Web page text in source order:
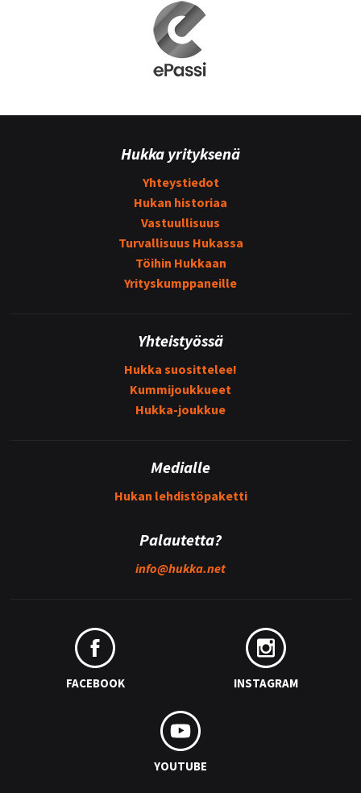
Hukka yrityksenä
Yhteystiedot
Hukan historiaa
Vastuullisuus
Turvallisuus Hukassa
Töihin Hukkaan
Yrityskumppaneille
Yhteistyössä
Hukka suosittelee!
Kummijoukkueet
Hukka-joukkue
Medialle
Hukan lehdistöpaketti
Palautetta?
info@hukka.net
FACEBOOK INSTAGRAM
YOUTUBE